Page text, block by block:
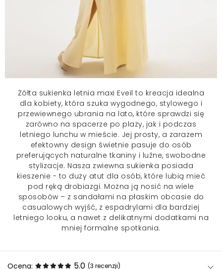
Żółta sukienka letnia maxi Eveil to kreacja idealna
dla kobiety, która szuka wygodnego, stylowego i
przewiewnego ubrania na lato, które sprawdzi się
zarówno na spacerze po plaży, jak i podczas
letniego lunchu w mieście. Jej prosty, a zarazem
efektowny design świetnie pasuje do osób
preferujących naturalne tkaniny i luźne, swobodne
stylizacje. Nasza zwiewna sukienka posiada
kieszenie - to duży atut dla osób, które lubią mieć
pod ręką drobiazgi. Można ją nosić na wiele
sposobów – z sandałami na płaskim obcasie do
casualowych wyjść, z espadrylami dla bardziej
letniego looku, a nawet z delikatnymi dodatkami na
mniej formalne spotkania.
Ocena: 5.0 (3 recenzji)